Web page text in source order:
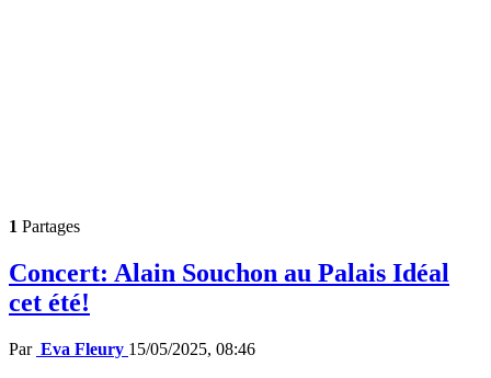
1 Partages
Concert: Alain Souchon au Palais Idéal
cet été!
Par Eva Fleury 15/05/2025, 08:46